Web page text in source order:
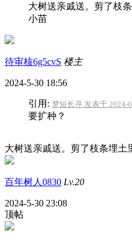
大树送亲戚送。剪了枝
小苗
待审核6g5cvS 楼主
2024-5-30 18:56
引用: 梦短长寻 发表于 2024-
要扩种？
大树送亲戚送。剪了枝条埋
百年树人0830 Lv.20
2024-5-30 23:08
顶帖